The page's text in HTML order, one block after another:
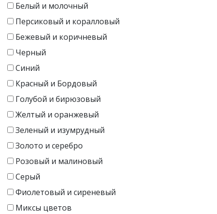
Белый и молочный
Персиковый и коралловый
Бежевый и коричневый
Черный
Синий
Красный и Бордовый
Голубой и бирюзовый
Желтый и оранжевый
Зеленый и изумрудный
Золото и серебро
Розовый и малиновый
Серый
Фиолетовый и сиреневый
Миксы цветов